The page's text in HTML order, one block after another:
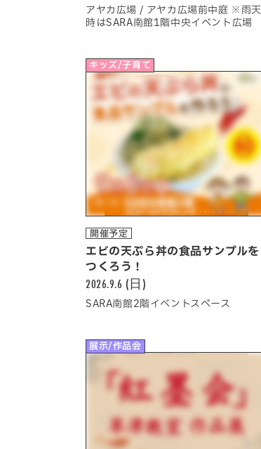
アヤカ広場 / アヤカ広場前中庭 ※雨天
時はSARA南館1階中央イベント広場
キッズ/子育て
開催予定
エビの天ぷら丼の食品サンプルを
つくろう！
2026.9.6 (日)
SARA南館2階イベントスペース
展示/作品会